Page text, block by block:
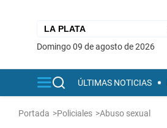
domingo 09 de agosto de 2026
ÚLTIMAS NOTICIAS
Portada >Policiales >Abuso sexual